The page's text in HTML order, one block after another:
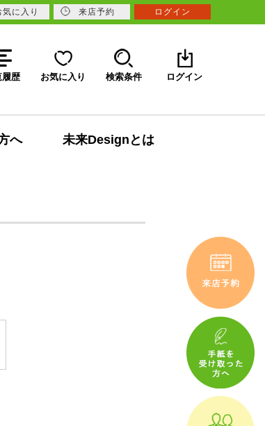
履歴 お気に入り 検索条件 ログイン
へ 未来Designとは
気に入り 来店予約 ログイン